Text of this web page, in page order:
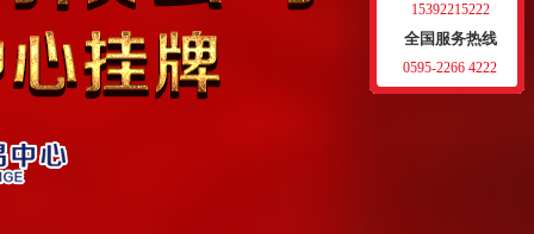
15392215222
全国服务热线
0595-2266 4222